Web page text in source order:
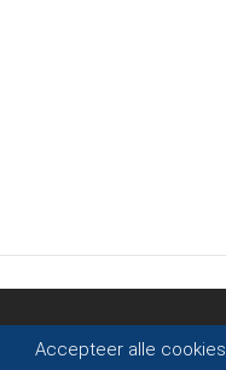
Accepteer alle cookies